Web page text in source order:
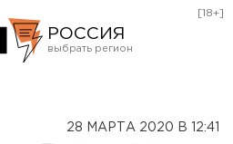
РОССИЯ
[18+]
28 МАРТА 2020 В 12:41